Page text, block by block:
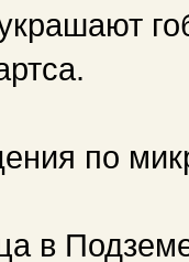
по
в